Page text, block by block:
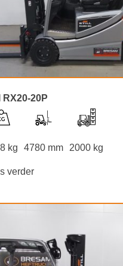
RX20-20P
kg 4780 mm 2000 kg
verder